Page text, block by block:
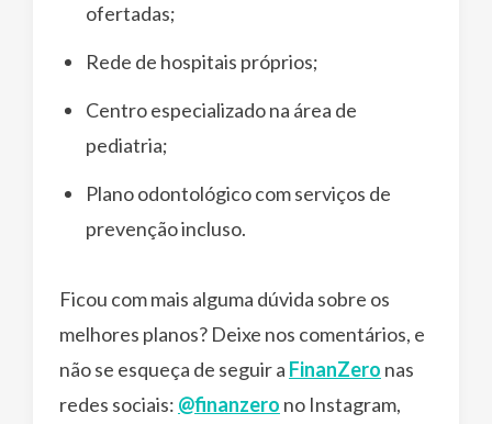
ofertadas;
Rede de hospitais próprios;
Centro especializado na área de
pediatria;
Plano odontológico com serviços de
prevenção incluso.
Ficou com mais alguma dúvida sobre os
melhores planos? Deixe nos comentários, e
não se esqueça de seguir a FinanZero nas
redes sociais: @finanzero no Instagram,